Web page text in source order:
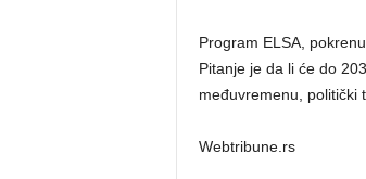
Program ELSA,
Pitanje je da li će do
međuvremenu, politički
Webtribune.rs